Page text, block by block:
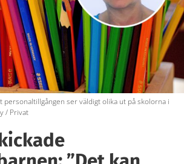
personaltillgången ser väldigt olika ut på skolorna i
/ Privat